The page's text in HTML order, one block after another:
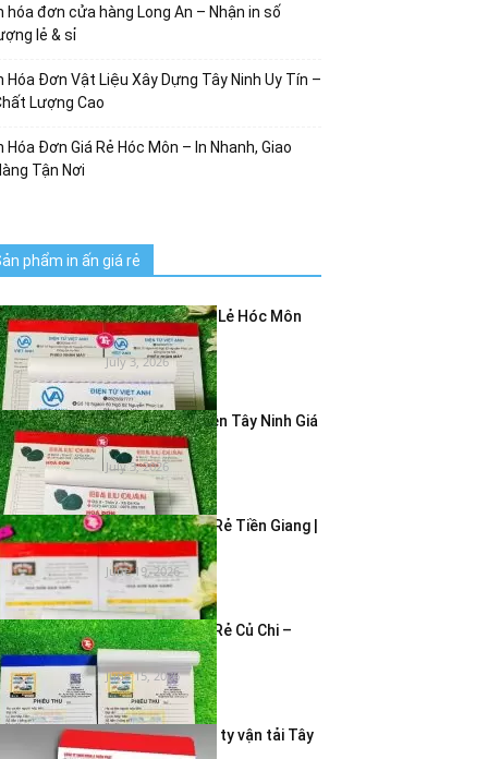
hóa đơn cửa hàng Long An – Nhận in số
lẻ & sỉ
Hóa Đơn Vật Liệu Xây Dựng Tây Ninh Uy Tín –
Lượng Cao
Hóa Đơn Giá Rẻ Hóc Môn – In Nhanh, Giao
Tận Nơi
phẩm in ấn giá rẻ
In Hóa Đơn Bán Lẻ Hóc Môn
Giá Rẻ – In...
July 3, 2026
In Hóa Đơn 2 Liên Tây Ninh Giá
Rẻ | In...
July 3, 2026
In Hóa Đơn Giá Rẻ Tiền Giang |
In Hóa Đơn...
June 19, 2026
In Hóa Đơn Giá Rẻ Củ Chi –
Dịch Vụ In...
June 15, 2026
In bao thư công ty vận tải Tây